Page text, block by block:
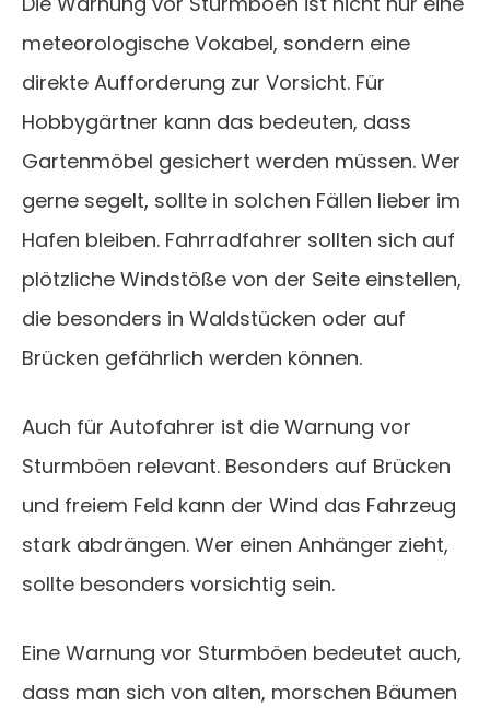
meteorologische Vokabel, sondern eine
direkte Aufforderung zur Vorsicht. Für
Hobbygärtner kann das bedeuten, dass
Gartenmöbel gesichert werden müssen. Wer
gerne segelt, sollte in solchen Fällen lieber im
Hafen bleiben. Fahrradfahrer sollten sich auf
plötzliche Windstöße von der Seite einstellen,
die besonders in Waldstücken oder auf
Brücken gefährlich werden können.
Auch für Autofahrer ist die Warnung vor
Sturmböen relevant. Besonders auf Brücken
und freiem Feld kann der Wind das Fahrzeug
stark abdrängen. Wer einen Anhänger zieht,
sollte besonders vorsichtig sein.
Eine Warnung vor Sturmböen bedeutet auch,
dass man sich von alten, morschen Bäumen